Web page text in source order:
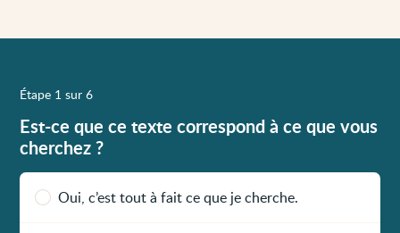
Étape 1 sur 6
Est-ce que ce texte correspond à ce que vous
cherchez ?
Oui, c’est tout à fait ce que je cherche.